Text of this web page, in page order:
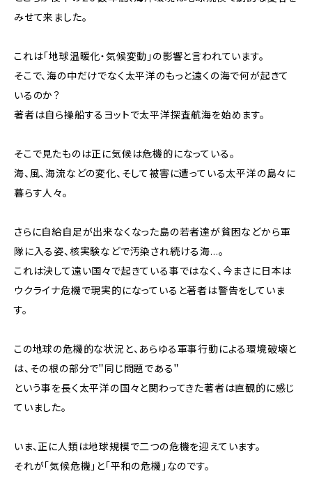
みせて来ました。
これは「地球温暖化・気候変動」の影響と言われています。
そこで、海の中だけでなく太平洋のもっと遠くの海で何が起きて
いるのか？
著者は自ら操船するヨットで太平洋探査航海を始めます。
そこで見たものは正に気候は危機的になっている。
海、風、海流などの変化、そして被害に遭っている太平洋の島々に
暮らす人々。
さらに自給自足が出来なくなった島の若者達が貧困などから軍
隊に入る姿、核実験などで汚染され続ける海…。
これは決して遠い国々で起きている事ではなく、今まさに日本は
ウクライナ危機で現実的になっていると著者は警告をしていま
す。
この地球の危機的な状況と、あらゆる軍事行動による環境破壊と
は、その根の部分で＂同じ問題である＂
という事を長く太平洋の国々と関わってきた著者は直観的に感じ
ていました。
いま、正に人類は地球規模で二つの危機を迎えています。
それが「気候危機」と「平和の危機」なのです。